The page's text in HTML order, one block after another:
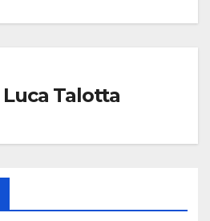
Luca Talotta